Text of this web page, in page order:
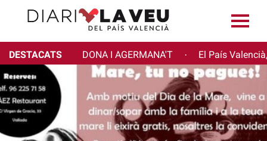
DESTACATS DONA I AGERMANA'T · El País